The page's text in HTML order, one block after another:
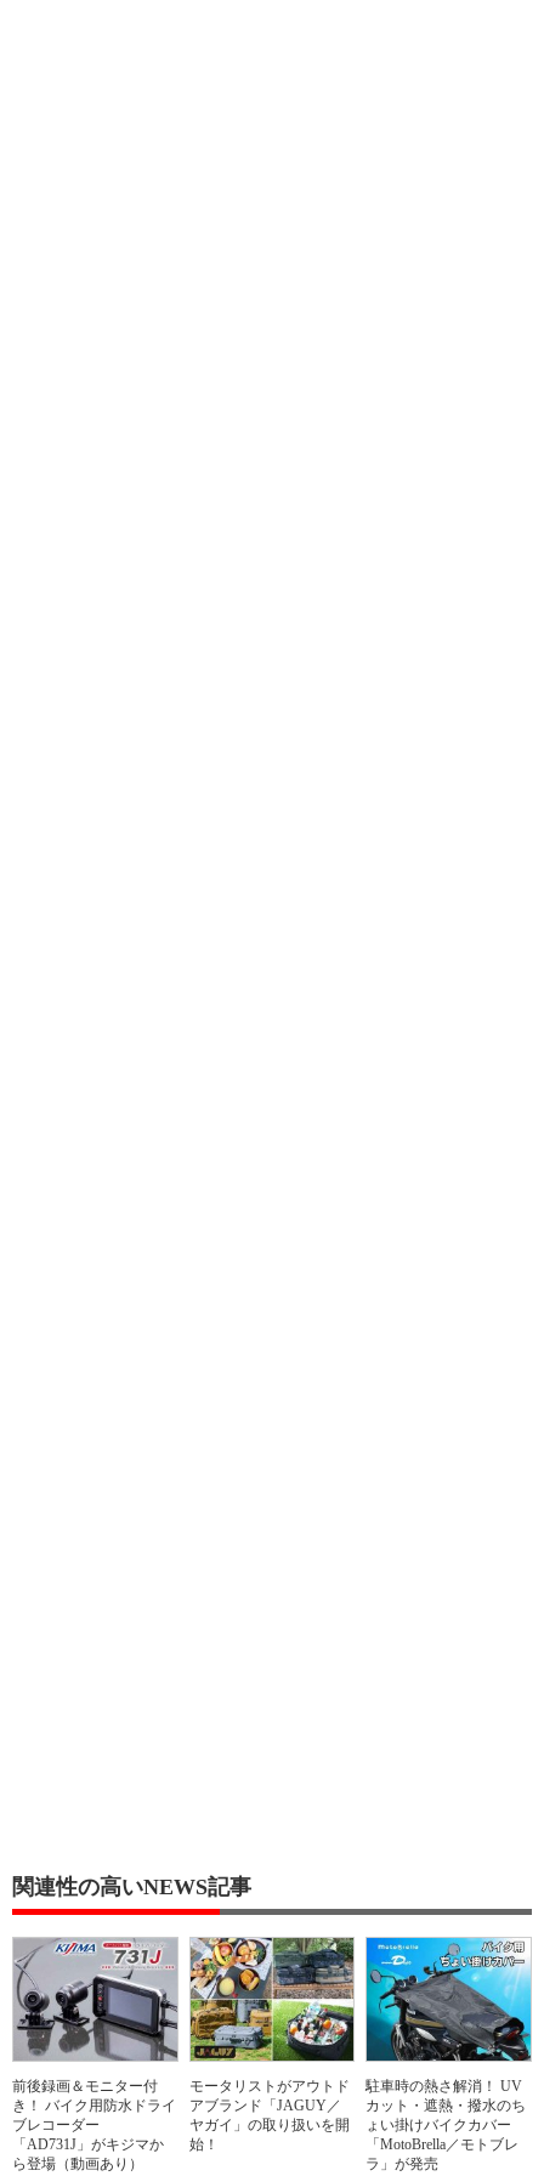
関連性の高いNEWS記事
前後録画＆モニター付
き！ バイク用防水ドライ
ブレコーダー
「AD731J」がキジマか
ら登場（動画あり）
モータリストがアウトド
アブランド「JAGUY／
ヤガイ」の取り扱いを開
始！
駐車時の熱さ解消！ UV
カット・遮熱・撥水のち
ょい掛けバイクカバー
「MotoBrella／モトブレ
ラ」が発売